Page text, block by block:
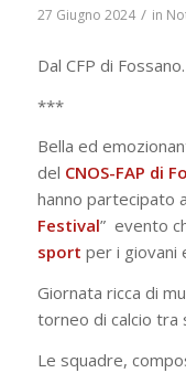
27 Giugno 2024 / in
Dal CFP di Fossano.
***
Bella ed
del CNOS-FAP di
hanno partecipato a
Festival” evento
sport per i giovani
Giornata ricca di
torneo di calcio tra
Le squadre,